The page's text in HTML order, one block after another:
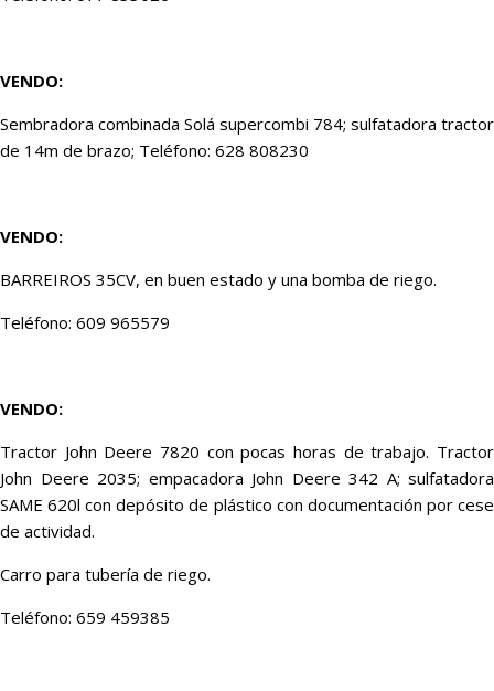
VENDO:
Sembradora combinada Solá supercombi 784; sulfatadora tractor
de 14m de brazo; Teléfono: 628 808230
VENDO:
BARREIROS 35CV, en buen estado y una bomba de riego.
Teléfono: 609 965579
VENDO:
Tractor John Deere 7820 con pocas horas de trabajo. Tractor
John Deere 2035; empacadora John Deere 342 A; sulfatadora
SAME 620l con depósito de plástico con documentación por cese
de actividad.
Carro para tubería de riego.
Teléfono: 659 459385